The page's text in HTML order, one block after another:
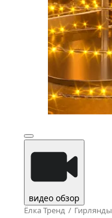
видео обзор
Ёлка Тренд Гирлянды